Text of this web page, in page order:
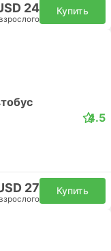
24 Купить
4.5
27 Купить